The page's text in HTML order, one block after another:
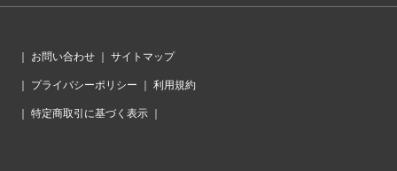
｜ お問い合わせ ｜ サイトマップ
｜ プライバシーポリシー ｜ 利用規約
｜ 特定商取引に基づく表示 ｜